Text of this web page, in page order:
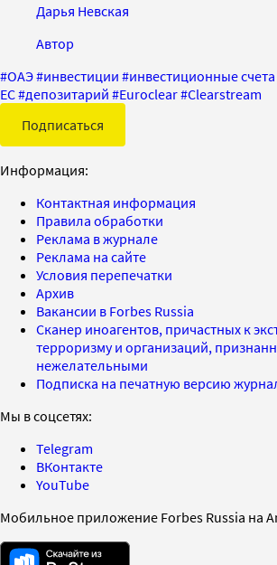
Дарья Невская
Автор
#ОАЭ#инвестиции #инвестиционные счета
ЕС#депозитарий #Euroclear#Clearstream
Подписаться
Информация:
Контактная информация
Правила обработки
Реклама в журнале
Реклама на сайте
Условия перепечатки
Архив
Вакансии в Forbes Russia
Сканер иноагентов, причастных к
терроризму и организаций,
нежелательными
Подписка на печатную версию
Мы в соцсетях:
Telegram
ВКонтакте
YouTube
Мобильное приложение Forbes Russia на